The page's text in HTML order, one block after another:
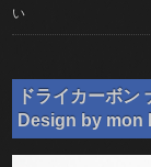
い
ドライカーボ
Design by mon